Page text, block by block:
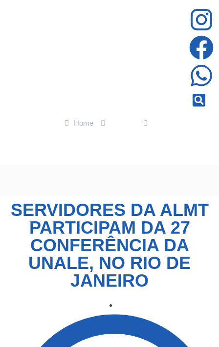
Home
SERVIDORES DA ALMT
PARTICIPAM DA 27
CONFERÊNCIA DA
UNALE, NO RIO DE
JANEIRO